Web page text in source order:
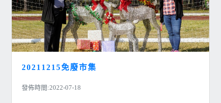
20211215免廢市集
發佈時間:2022-07-18